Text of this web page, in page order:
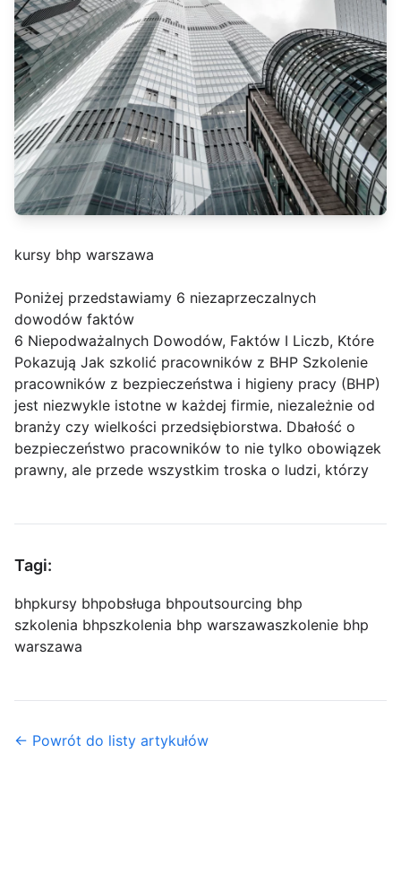
kursy bhp warszawa
Poniżej przedstawiamy 6 niezaprzeczalnych
dowodów faktów
6 Niepodważalnych Dowodów, Faktów I Liczb, Które
Pokazują Jak szkolić pracowników z BHP Szkolenie
pracowników z bezpieczeństwa i higieny pracy (BHP)
jest niezwykle istotne w każdej firmie, niezależnie od
branży czy wielkości przedsiębiorstwa. Dbałość o
bezpieczeństwo pracowników to nie tylko obowiązek
prawny, ale przede wszystkim troska o ludzi, którzy
Tagi:
bhpkursy bhpobsługa bhpoutsourcing bhp
szkolenia bhpszkolenia bhp warszawaszkolenie bhp
warszawa
← Powrót do listy artykułów